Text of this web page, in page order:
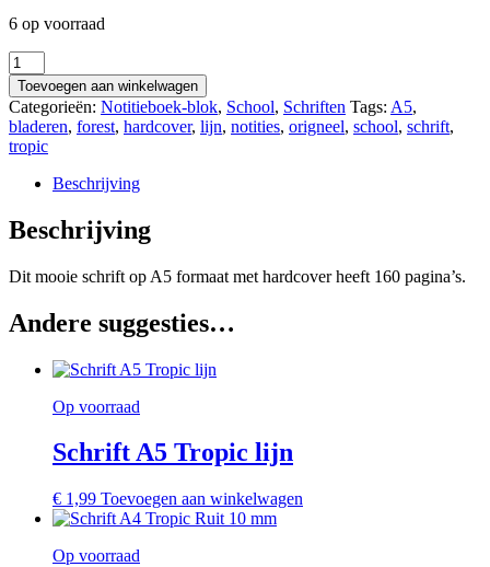
6 op voorraad
Schrift
A5
Tropic
lijn
Hardcover
aantal
Toevoegen aan winkelwagen
Categorieën: Notitieboek-blok, School, Schriften Tags: A5,
bladeren, forest, hardcover, lijn, notities, origneel, school, schrift,
tropic
Beschrijving
Beschrijving
Dit mooie schrift op A5 formaat met hardcover heeft 160 pagina’s.
Andere suggesties…
Op voorraad
Schrift A5 Tropic lijn
€ 1,99 Toevoegen aan winkelwagen
Op voorraad